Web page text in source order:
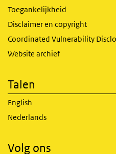
Toegankelijkheid
Disclaimer en copyright
Coordinated Vulnerability
Website archief
Talen
English
Nederlands
Volg ons